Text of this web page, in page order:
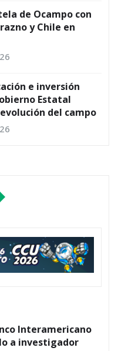
de Ocampo con
y Chile en
e inversión
Estatal
del campo
Interamericano
a investigador